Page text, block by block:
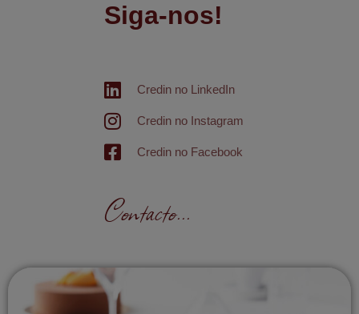
Siga-nos!
Credin no LinkedIn
Credin no Instagram
Credin no Facebook
Contacto...